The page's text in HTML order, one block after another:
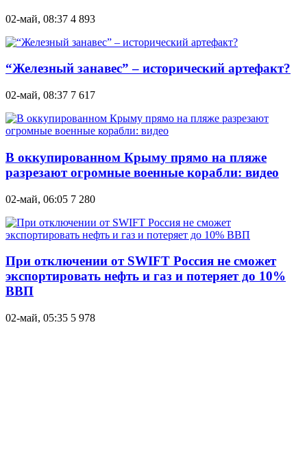
02-май, 08:37 4 893
“Железный занавес” – исторический артефакт?
02-май, 08:37 7 617
В оккупированном Крыму прямо на пляже
разрезают огромные военные корабли: видео
02-май, 06:05 7 280
При отключении от SWIFT Россия не сможет
экспортировать нефть и газ и потеряет до 10%
ВВП
02-май, 05:35 5 978